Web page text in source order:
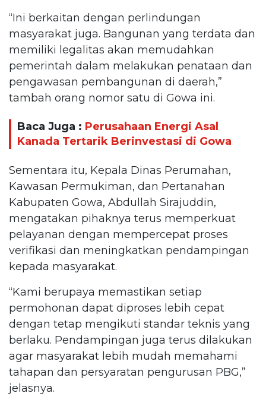
“Ini berkaitan dengan perlindungan
masyarakat juga. Bangunan yang terdata dan
memiliki legalitas akan memudahkan
pemerintah dalam melakukan penataan dan
pengawasan pembangunan di daerah,”
tambah orang nomor satu di Gowa ini.
Baca Juga : Perusahaan Energi Asal
Kanada Tertarik Berinvestasi di Gowa
Sementara itu, Kepala Dinas Perumahan,
Kawasan Permukiman, dan Pertanahan
Kabupaten Gowa, Abdullah Sirajuddin,
mengatakan pihaknya terus memperkuat
pelayanan dengan mempercepat proses
verifikasi dan meningkatkan pendampingan
kepada masyarakat.
“Kami berupaya memastikan setiap
permohonan dapat diproses lebih cepat
dengan tetap mengikuti standar teknis yang
berlaku. Pendampingan juga terus dilakukan
agar masyarakat lebih mudah memahami
tahapan dan persyaratan pengurusan PBG,”
jelasnya.